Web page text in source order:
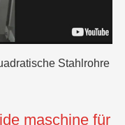
Stahlrohre
maschine für